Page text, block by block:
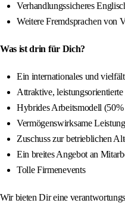
Verhandlungssicheres
Weitere Fremdsprachen von
Was ist drin für Dich?
Ein internationales und
Attraktive,
Hybrides Arbeitsmodell
Vermögenswirksame
Zuschuss zur betrieblichen
Ein breites Angebot an
Tolle Firmenevents
Wir bieten Dir eine